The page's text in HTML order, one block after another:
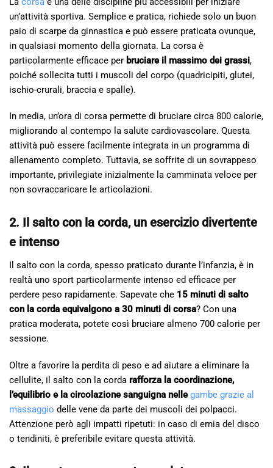
un’attività sportiva. Semplice e pratica, richiede solo un buon
paio di scarpe da ginnastica e può essere praticata ovunque,
in qualsiasi momento della giornata. La corsa è
particolarmente efficace per bruciare il massimo dei grassi,
poiché sollecita tutti i muscoli del corpo (quadricipiti, glutei,
ischio-crurali, braccia e spalle).
In media, un’ora di corsa permette di bruciare circa 800 calorie,
migliorando al contempo la salute cardiovascolare. Questa
attività può essere facilmente integrata in un programma di
allenamento completo. Tuttavia, se soffrite di un sovrappeso
importante, privilegiate inizialmente la camminata veloce per
non sovraccaricare le articolazioni.
2. Il salto con la corda, un esercizio divertente
e intenso
Il salto con la corda, spesso praticato durante l’infanzia, è in
realtà uno sport particolarmente intenso ed efficace per
perdere peso rapidamente. Sapevate che 15 minuti di salto
con la corda equivalgono a 30 minuti di corsa? Con una
pratica moderata, potete così bruciare almeno 700 calorie per
sessione.
Oltre a favorire la perdita di peso e ad aiutare a eliminare la
cellulite, il salto con la corda rafforza la coordinazione,
l’equilibrio e la circolazione sanguigna nellegambe grazie al
massaggio delle vene da parte dei muscoli dei polpacci.
Attenzione però agli impatti ripetuti: in caso di ernia del disco
o tendiniti, è preferibile evitare questa attività.